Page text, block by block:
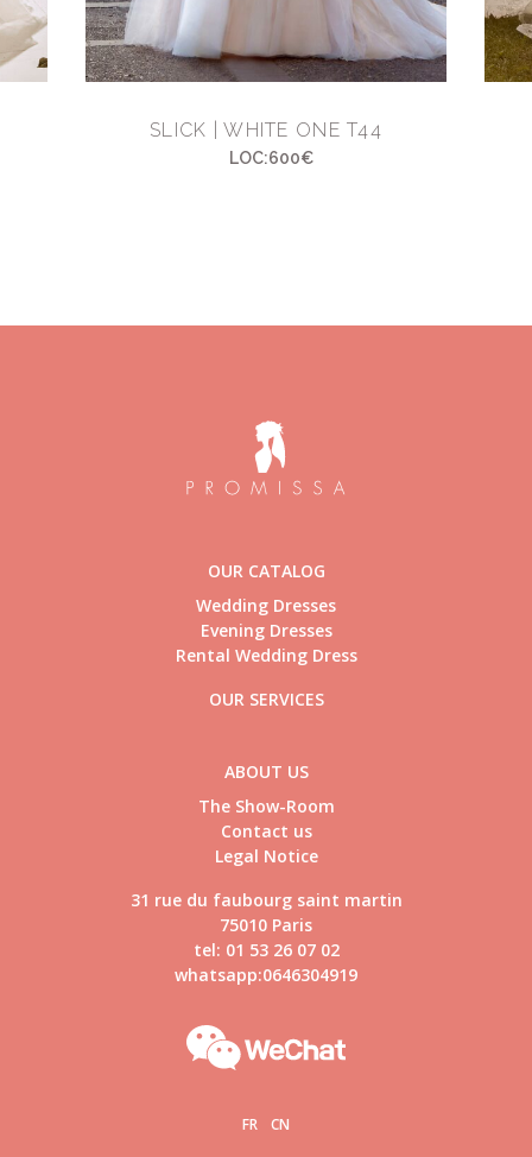
SLICK | WHITE ONE T44
LOC:600€
OUR CATALOG
Wedding Dresses
Evening Dresses
Rental Wedding Dress
OUR SERVICES
ABOUT US
The Show-Room
Contact us
Legal Notice
31 rue du faubourg saint martin
75010 Paris
tel: 01 53 26 07 02
whatsapp:0646304919
FR CN